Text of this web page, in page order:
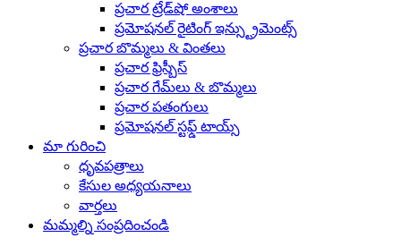
ప్రచార ట్రేడ్‌షో అంశాలు
ప్రమోషనల్ రైటింగ్ ఇన్స్ట్రుమెంట్స్
ప్రచార బొమ్మలు & వింతలు
ప్రచార ఫ్రిస్బీస్
ప్రచార గేమ్‌లు & బొమ్మలు
ప్రచార పతంగులు
ప్రమోషనల్ స్టఫ్డ్ టాయ్స్
మా గురించి
ధృవపత్రాలు
కేసుల అధ్యయనాలు
వార్తలు
మమ్మల్ని సంప్రదించండి